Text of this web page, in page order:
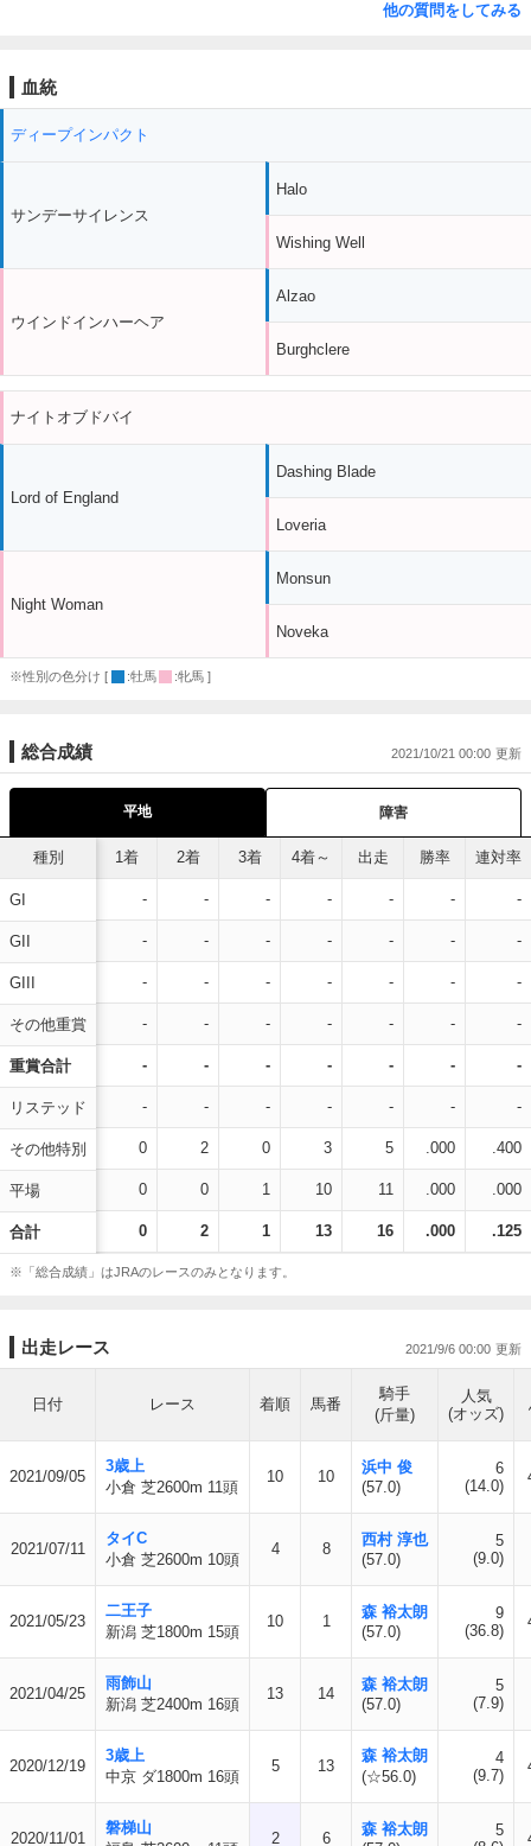
他の質問をしてみる
血統
ディープインパクト
サンデーサイレンス
ウインドインハーヘア
Halo
Wishing Well
Alzao
Burghclere
ナイトオブドバイ
Lord of England
Night Woman
Dashing Blade
Loveria
Monsun
Noveka
※性別の色分け [ :牡馬 :牝馬 ]
総合成績 2021/10/21 00:00
平地 障害
種別
GI
GII
GIII
その他重賞
重賞合計
リステッド
その他特別
平場
合計
1着 2着 3着 4着～ 出走 勝率 連対率
- - - - - - -
- - - - - - -
- - - - - - -
- - - - - - -
- - - - - - -
- - - - - - -
0 2 0 3 5 .000 .400
0 0 1 10 11 .000 .000
0 2 1 13 16 .000 .125
※「総合成績」はJRAのレースのみとなります。
出走レース 2021/9/6 00:00
日付 レース 着順 馬番
騎手
(斤量)
人気
(オッズ)
2021/09/05
3歳上
小倉 芝2600m 11頭
10 10
浜中 俊
(57.0)
6
(14.0)
2021/07/11
タイC
小倉 芝2600m 10頭
4 8
西村 淳也
(57.0)
5
(9.0)
2021/05/23
二王子
新潟 芝1800m 15頭
10 1
森 裕太朗
(57.0)
9
(36.8)
2021/04/25
雨飾山
新潟 芝2400m 16頭
13 14
森 裕太朗
(57.0)
5
(7.9)
2020/12/19
3歳上
中京 ダ1800m 16頭
5 13
森 裕太朗
(☆56.0)
4
(9.7)
2020/11/01
磐梯山
2 6
森 裕太朗
5